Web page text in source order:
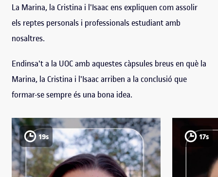
La Marina, la Cristina i l'Isaac ens expliquen com assolir
els reptes personals i professionals estudiant amb
nosaltres.
Endinsa't a la UOC amb aquestes càpsules breus en què la
Marina, la Cristina i l'Isaac arriben a la conclusió que
formar-se sempre és una bona idea.
19s 17s